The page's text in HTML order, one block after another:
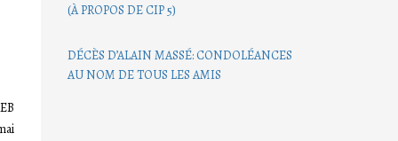
(À PROPOS DE CIP 5)
DÉCÈS D’ALAIN MASSÉ: CONDOLÉANCES
AU NOM DE TOUS LES AMIS